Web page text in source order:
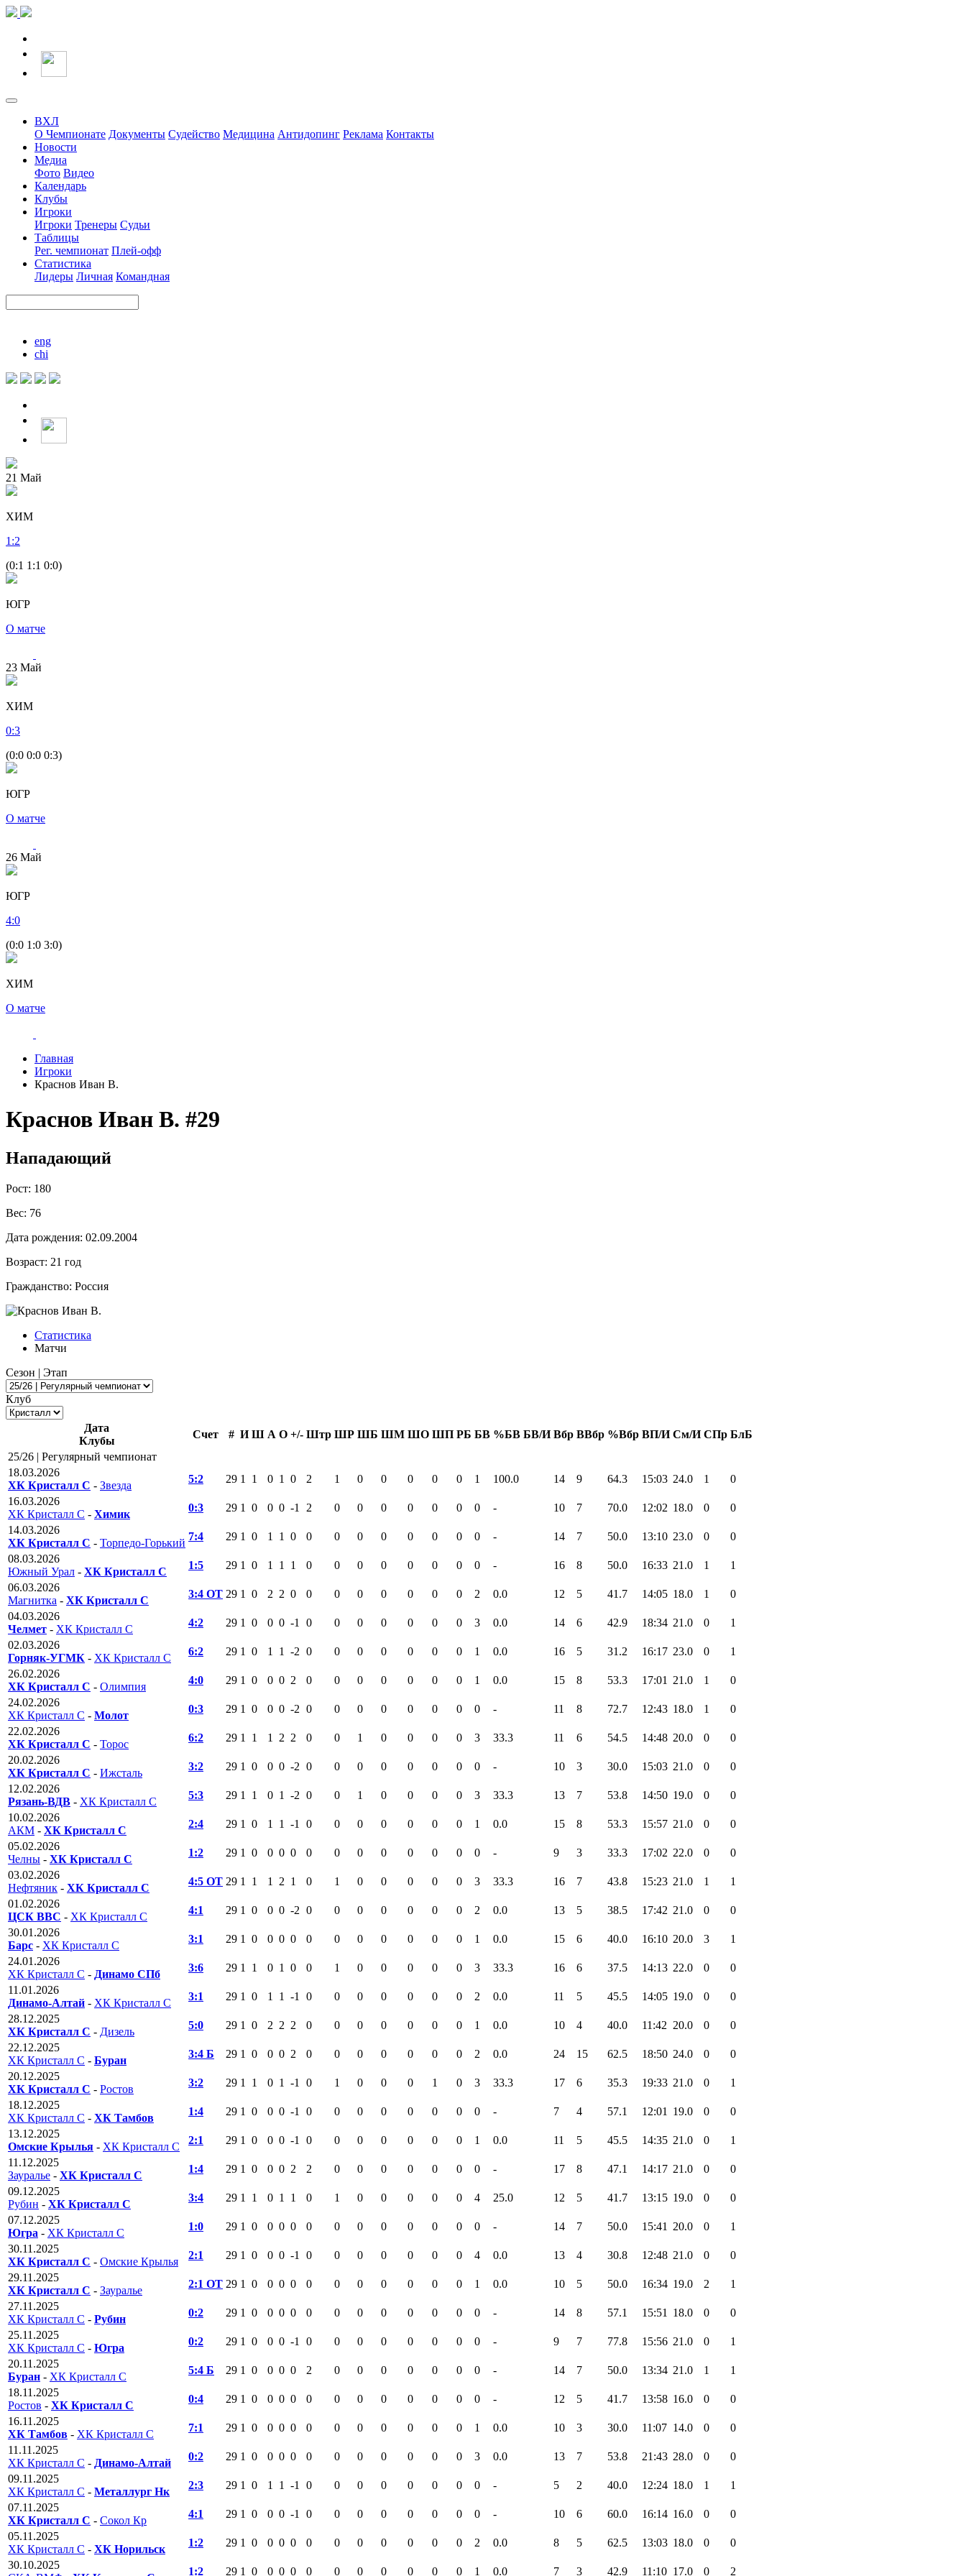
ВХЛ
О Чемпионате Документы Судейство Медицина Антидопинг Реклама Контакты
Новости
Медиа
Фото Видео
Календарь
Клубы
Игроки
Игроки Тренеры Судьи
Таблицы
Рег. чемпионат Плей-офф
Статистика
Лидеры Личная Командная
eng
chi
21 Май
ХИМ
1 :2
(0:1 1:1 0:0)
ЮГР
О матче
23 Май
ХИМ
0:3
(0:0 0:0 0:3)
ЮГР
О матче
26 Май
ЮГР
4:0
(0:0 1:0 3:0)
ХИМ
О матче
Главная
Игроки
Краснов Иван В.
Краснов Иван В. #29
Нападающий
Рост: 180
Вес: 76
Дата рождения: 02.09.2004
Возраст: 21 год
Гражданство: Россия
Статистика
Матчи
Сезон | Этап
Клуб
Дата
Клубы
Счет # И Ш А О +/- Штр ШР ШБ ШМ ШО ШП РБ БВ %БВ БВ/И Вбр ВВбр %Вбр ВП/И См/И СПр БлБ
25/26 | Регулярный чемпионат
18.03.2026
ХК Кристалл С - Звезда
5:2 29 1 1 0 1 0 2 1 0 0 0 0 0 1 100.0 14 9 64.3 15:03 24.0 1
0
16.03.2026
ХК Кристалл С - Химик
0:3 29 1 0 0 0 -1 2 0 0 0 0 0 0 0 - 10 7 70.0 12:02 18.0 0
0
14.03.2026
ХК Кристалл С - Торпедо-Горький
7:4 29 1 0 1 1 0 0 0 0 0 0 0 0 0 - 14 7 50.0 13:10 23.0 0
0
08.03.2026
Южный Урал - ХК Кристалл С
1:5 29 1 0 1 1 1 0 0 0 0 0 0 0 0 - 16 8 50.0 16:33 21.0 1
1
06.03.2026
Магнитка - ХК Кристалл С
3:4 ОТ 29 1 0 2 2 0 0 0 0 0 0 0 0 2 0.0 12 5 41.7 14:05 18.0 1
0
04.03.2026
Челмет - ХК Кристалл С
4:2 29 1 0 0 0 -1 0 0 0 0 0 0 0 3 0.0 14 6 42.9 18:34 21.0 0
1
02.03.2026
Горняк-УГМК - ХК Кристалл С
6:2 29 1 0 1 1 -2 0 0 0 0 0 0 0 1 0.0 16 5 31.2 16:17 23.0 0
1
26.02.2026
ХК Кристалл С - Олимпия
4:0 29 1 0 0 0 2 0 0 0 0 0 0 0 1 0.0 15 8 53.3 17:01 21.0 1
0
24.02.2026
ХК Кристалл С - Молот
0:3 29 1 0 0 0 -2 0 0 0 0 0 0 0 0 - 11 8 72.7 12:43 18.0 1
0
22.02.2026
ХК Кристалл С - Торос
6:2 29 1 1 1 2 2 0 0 1 0 0 0 0 3 33.3 11 6 54.5 14:48 20.0 0
0
20.02.2026
ХК Кристалл С - Ижсталь
3:2 29 1 0 0 0 -2 0 0 0 0 0 0 0 0 - 10 3 30.0 15:03 21.0 0
0
12.02.2026
Рязань-ВДВ - ХК Кристалл С
5:3 29 1 1 0 1 -2 0 0 1 0 0 0 0 3 33.3 13 7 53.8 14:50 19.0 0
0
10.02.2026
АКМ - ХК Кристалл С
2:4 29 1 0 1 1 -1 0 0 0 0 0 0 0 1 0.0 15 8 53.3 15:57 21.0 0
0
05.02.2026
Челны - ХК Кристалл С
1:2 29 1 0 0 0 0 0 0 0 0 0 0 0 0 - 9 3 33.3 17:02 22.0 0
0
03.02.2026
Нефтяник - ХК Кристалл С
4:5 ОТ 29 1 1 1 2 1 0 1 0 0 0 0 0 3 33.3 16 7 43.8 15:23 21.0 1
1
01.02.2026
ЦСК ВВС - ХК Кристалл С
4:1 29 1 0 0 0 -2 0 0 0 0 0 0 0 2 0.0 13 5 38.5 17:42 21.0 0
0
30.01.2026
Барс - ХК Кристалл С
3:1 29 1 0 0 0 0 0 0 0 0 0 0 0 1 0.0 15 6 40.0 16:10 20.0 3
1
24.01.2026
ХК Кристалл С - Динамо СПб
3:6 29 1 1 0 1 0 0 1 0 0 0 0 0 3 33.3 16 6 37.5 14:13 22.0 0
0
11.01.2026
Динамо-Алтай - ХК Кристалл С
3:1 29 1 0 1 1 -1 0 0 0 0 0 0 0 2 0.0 11 5 45.5 14:05 19.0 0
0
28.12.2025
ХК Кристалл С - Дизель
5:0 29 1 0 2 2 2 0 0 0 0 0 0 0 1 0.0 10 4 40.0 11:42 20.0 0
0
22.12.2025
ХК Кристалл С - Буран
3:4 Б 29 1 0 0 0 2 0 0 0 0 0 0 0 2 0.0 24 15 62.5 18:50 24.0 0
0
20.12.2025
ХК Кристалл С - Ростов
3:2 29 1 1 0 1 -1 0 1 0 0 0 1 0 3 33.3 17 6 35.3 19:33 21.0 0
1
18.12.2025
ХК Кристалл С - ХК Тамбов
1:4 29 1 0 0 0 -1 0 0 0 0 0 0 0 0 - 7 4 57.1 12:01 19.0 0
0
13.12.2025
Омские Крылья - ХК Кристалл С
2:1 29 1 0 0 0 -1 0 0 0 0 0 0 0 1 0.0 11 5 45.5 14:35 21.0 0
1
11.12.2025
Зауралье - ХК Кристалл С
1:4 29 1 0 0 0 2 2 0 0 0 0 0 0 0 - 17 8 47.1 14:17 21.0 0
0
09.12.2025
Рубин - ХК Кристалл С
3:4 29 1 1 0 1 1 0 1 0 0 0 0 0 4 25.0 12 5 41.7 13:15 19.0 0
0
07.12.2025
Югра - ХК Кристалл С
1:0 29 1 0 0 0 0 0 0 0 0 0 0 0 0 - 14 7 50.0 15:41 20.0 0
1
30.11.2025
ХК Кристалл С - Омские Крылья
2:1 29 1 0 0 0 -1 0 0 0 0 0 0 0 4 0.0 13 4 30.8 12:48 21.0 0
0
29.11.2025
ХК Кристалл С - Зауралье
2:1 ОТ 29 1 0 0 0 0 0 0 0 0 0 0 0 1 0.0 10 5 50.0 16:34 19.0 2
1
27.11.2025
ХК Кристалл С - Рубин
0:2 29 1 0 0 0 0 0 0 0 0 0 0 0 0 - 14 8 57.1 15:51 18.0 0
0
25.11.2025
ХК Кристалл С - Югра
0:2 29 1 0 0 0 -1 0 0 0 0 0 0 0 0 - 9 7 77.8 15:56 21.0 0
1
20.11.2025
Буран - ХК Кристалл С
5:4 Б 29 1 0 0 0 0 2 0 0 0 0 0 0 0 - 14 7 50.0 13:34 21.0 1
1
18.11.2025
Ростов - ХК Кристалл С
0:4 29 1 0 0 0 0 0 0 0 0 0 0 0 0 - 12 5 41.7 13:58 16.0 0
0
16.11.2025
ХК Тамбов - ХК Кристалл С
7:1 29 1 0 0 0 0 0 0 0 0 0 0 0 1 0.0 10 3 30.0 11:07 14.0 0
0
11.11.2025
ХК Кристалл С - Динамо-Алтай
0:2 29 1 0 0 0 0 0 0 0 0 0 0 0 3 0.0 13 7 53.8 21:43 28.0 0
0
09.11.2025
ХК Кристалл С - Металлург Нк
2:3 29 1 0 1 1 -1 0 0 0 0 0 0 0 0 - 5 2 40.0 12:24 18.0 1
1
07.11.2025
ХК Кристалл С - Сокол Кр
4:1 29 1 0 0 0 -1 0 0 0 0 0 0 0 0 - 10 6 60.0 16:14 16.0 0
0
05.11.2025
ХК Кристалл С - ХК Норильск
1:2 29 1 0 0 0 0 0 0 0 0 0 0 0 2 0.0 8 5 62.5 13:03 18.0 0
0
30.10.2025
1:2 29 1 0 0 0 0 0 0 0 0 0 0 0 1 0.0 7 3 42.9 11:10 17.0 0 2